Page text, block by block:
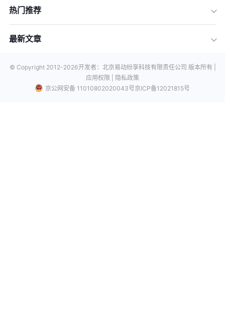
热门推荐
最新文章
© Copyright 2012-2026开发者：北京易动纷享科技有限责任公司 版本所有 |
应用权限 |
隐私政策
京公网安备 11010802020043号京ICP备12021815号